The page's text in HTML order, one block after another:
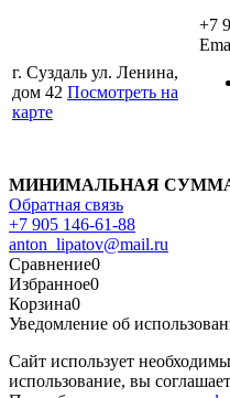
г. Суздаль ул. Ленина,
дом 42 Посмотреть на
карте
+7
МИНИМАЛЬНАЯ СУММА
Обратная связь
+7 905 146-61-88
anton_lipatov@mail.ru
Сравнение0
Избранное0
Корзина0
Уведомление об
Сайт использует
использование, вы